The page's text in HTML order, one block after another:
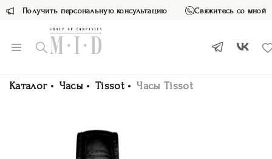
Получить персональную консультацию Свяжитесь со мной
Каталог Часы Tissot Часы Tissot